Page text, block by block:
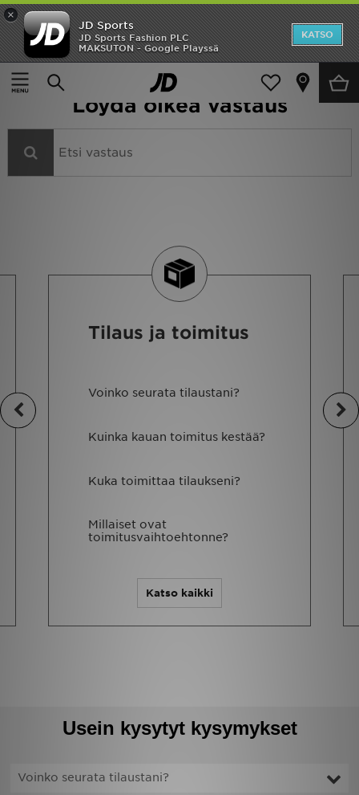
×
JD Sports
JD Sports Fashion PLC
MAKSUTON - Google Playssä
KATSO
Koti>Apua
Kuinka voin auttaa?
Löydä oikea vastaus
Tilaus ja toimitus
Voinko seurata tilaustani?
Kuinka kauan toimitus kestää?
Kuka toimittaa tilaukseni?
Millaiset ovat
toimitusvaihtoehtonne?
Katso kaikki
Usein kysytyt kysymykset
Voinko seurata tilaustani?
Etusivu
ALE
Miehet
Urheilu
Lataa JD-sovellus
Asiakaspalvelu ja tietoa